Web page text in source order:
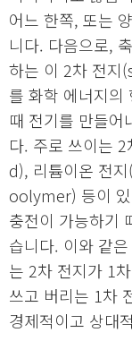
어느 한쪽, 또는
니다. 다음으로,
하는 이 2차 전지
를 화학 에너지의
때 전기를 만들어
다. 주로 쓰이는
d), 리튬이온 전
oolymer) 등이
충전이 가능하기
습니다. 이와 같
는 2차 전지가 1
쓰고 버리는 1차
경제적이고 상대